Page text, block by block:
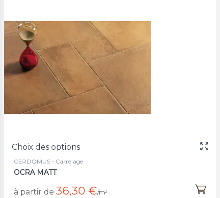
Choix des options
CERDOMUS - Carrelage
OCRA MATT
à partir de 36,30 €/m²